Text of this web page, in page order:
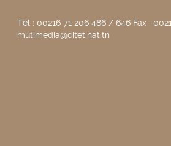
Tél : 00216 71 206 486 / 646 Fax :
mutimedia@citet.nat.tn